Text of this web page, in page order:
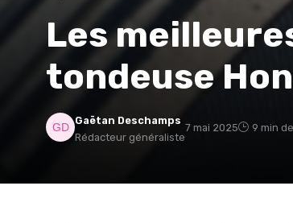
Les
tondeuse
Gaëtan Deschamps
Rédacteur généraliste
7 mai 2025 9 min